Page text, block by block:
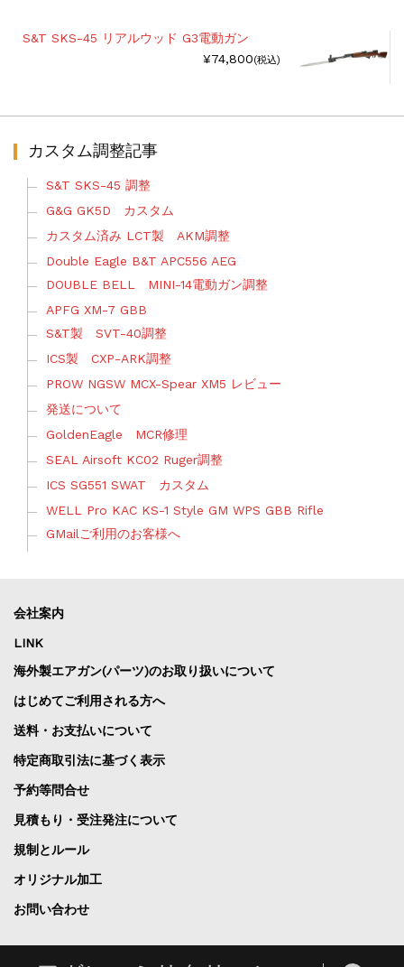
S&T SKS-45 リアルウッド G3電動ガン
¥74,800(税込)
カスタム調整記事
S&T SKS-45 調整
G&G GK5D カスタム
カスタム済み LCT製 AKM調整
Double Eagle B&T APC556 AEG
DOUBLE BELL MINI-14電動ガン調整
APFG XM-7 GBB
S&T製 SVT-40調整
ICS製 CXP-ARK調整
PROW NGSW MCX-Spear XM5 レビュー
発送について
GoldenEagle MCR修理
SEAL Airsoft KC02 Ruger調整
ICS SG551 SWAT カスタム
WELL Pro KAC KS-1 Style GM WPS GBB Rifle
GMailご利用のお客様へ
会社案内
LINK
海外製エアガン(パーツ)のお取り扱いについて
はじめてご利用される方へ
送料・お支払いについて
特定商取引法に基づく表示
予約等問合せ
見積もり・受注発注について
規制とルール
オリジナル加工
お問い合わせ